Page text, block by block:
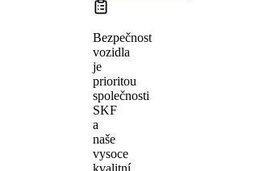
Bezpečnost
vozidla
je
prioritou
společnosti
SKF
a
naše
vysoce
kvalitní